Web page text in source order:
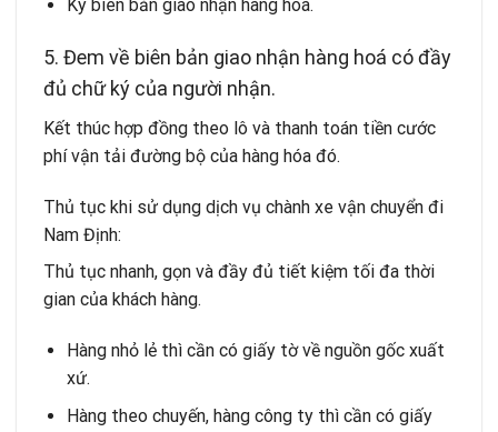
Ký biên bản giao nhận hàng hoá.
5. Đem về biên bản giao nhận hàng hoá có đầy
đủ chữ ký của người nhận.
Kết thúc hợp đồng theo lô và thanh toán tiền cước
phí vận tải đường bộ của hàng hóa đó.
Thủ tục khi sử dụng dịch vụ chành xe vận chuyển đi
Nam Định:
Thủ tục nhanh, gọn và đầy đủ tiết kiệm tối đa thời
gian của khách hàng.
Hàng nhỏ lẻ thì cần có giấy tờ về nguồn gốc xuất
xứ.
Hàng theo chuyến, hàng công ty thì cần có giấy